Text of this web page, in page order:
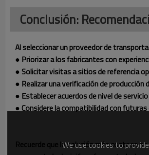
Conclusión:
Al seleccionar un proveedor de
● Priorizar a los fabricantes con
● Solicitar visitas a sitios de referencia
● Realizar una verificación de producción
● Establecer acuerdos de nivel de
● Considere la compatibilidad con
Recuerde que la solución más costosa
We use cookies to